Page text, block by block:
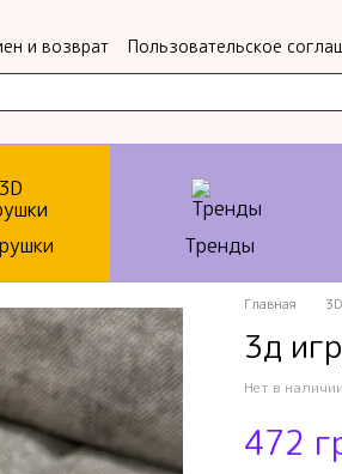
и возврат Пользовательское
Тренды
Главная
3д
Нет в наличии
472